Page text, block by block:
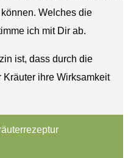
Welches die
ich mit Dir ab.
ist, dass durch die
ihre Wirksamkeit